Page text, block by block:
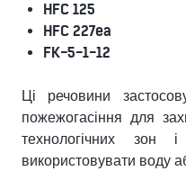
HFC 125
HFC 227ea
FK-5-1-12
Ці речовини
пожежогасіння для
технологічних зон
використовувати воду